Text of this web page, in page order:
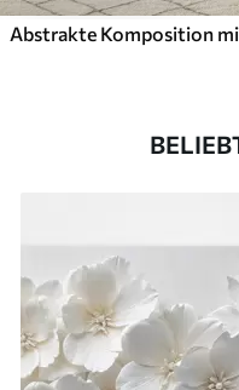
Abstrakte Komposition